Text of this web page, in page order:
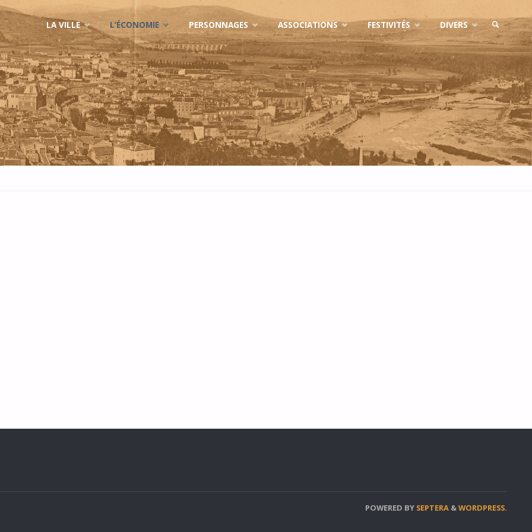
Skip
to
content
LA VILLE L’ÉCONOMIE PERSONNAGES ASSOCIATIONS FESTIVITÉS DIVERS
SEARCH
POWERED BY SEPTERA &WORDPRESS.